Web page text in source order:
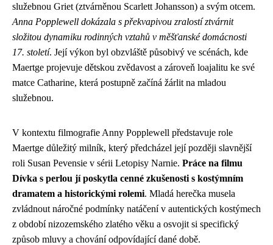
služebnou Griet (ztvárněnou Scarlett Johansson) a svým otcem.
Anna Popplewell dokázala s překvapivou zralostí ztvárnit
složitou dynamiku rodinných vztahů v měšťanské domácnosti
17. století. Její výkon byl obzvláště působivý ve scénách, kde
Maertge projevuje dětskou zvědavost a zároveň loajalitu ke své
matce Catharine, která postupně začíná žárlit na mladou
služebnou.
V kontextu filmografie Anny Popplewell představuje role
Maertge důležitý milník, který předcházel její později slavnější
roli Susan Pevensie v sérii Letopisy Narnie. Práce na filmu
Dívka s perlou jí poskytla cenné zkušenosti s kostýmním
dramatem a historickými rolemi. Mladá herečka musela
zvládnout náročné podmínky natáčení v autentických kostýmech
z období nizozemského zlatého věku a osvojit si specifický
způsob mluvy a chování odpovídající dané době.